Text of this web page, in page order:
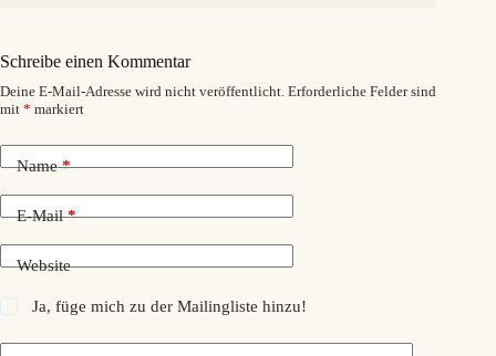
Schreibe einen Kommentar
Deine E-Mail-Adresse wird nicht veröffentlicht. Erforderliche Felder sind
mit * markiert
Name*
E-Mail*
Website
Ja, füge mich zu der Mailingliste hinzu!